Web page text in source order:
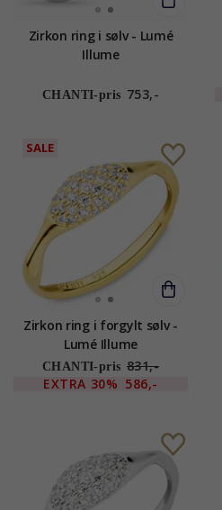
Zirkon ring i sølv - Lumé
Illume
CHANTI-pris 753,-
SALE
Zirkon ring i forgylt sølv -
Lumé Illume
CHANTI-pris 831,-
EXTRA 30% 586,-